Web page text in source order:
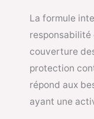
La formule
responsabilité
couverture
protection
répond aux
ayant une